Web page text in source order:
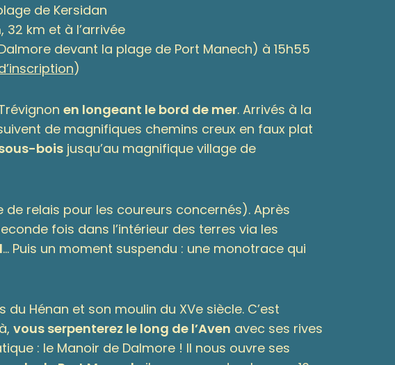
de Kersidan
32 km et à l’arrivée
devant la plage de Port Manech) à 15h55
)
en longeant le bord de mer. Arrivés à la
de magnifiques chemins creux en faux plat
bois jusqu’au magnifique village de
relais pour les coureurs concernés). Après
fois dans l’intérieur des terres via les
… Puis un moment suspendu : une monotrace qui
Hénan et son moulin du XVe siècle. C’est
vous serpenterez le long de l’Aven avec ses rives
: le Manoir de Dalmore ! Il nous ouvre ses